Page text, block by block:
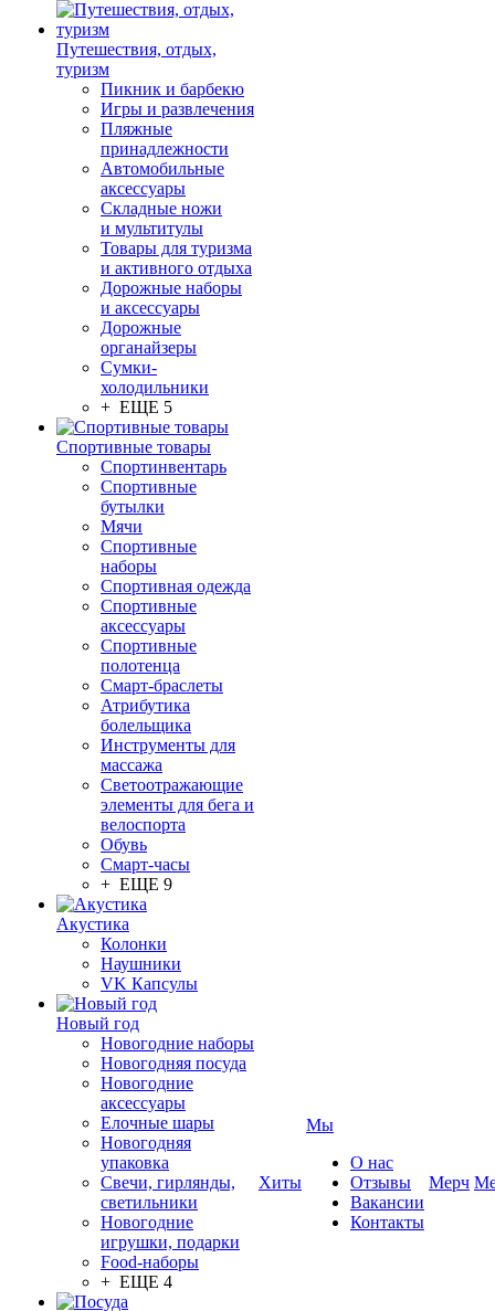
Путешествия, отдых,
туризм
Пикник и барбекю
Игры и развлечения
Пляжные
принадлежности
Автомобильные
аксессуары
Складные ножи
и мультитулы
Товары для туризма
и активного отдыха
Дорожные наборы
и аксессуары
Дорожные
органайзеры
Сумки-
холодильники
+ ЕЩЕ 5
Спортивные товары
Спортинвентарь
Спортивные
бутылки
Мячи
Спортивные
наборы
Спортивная одежда
Спортивные
аксессуары
Спортивные
полотенца
Смарт-браслеты
Атрибутика
болельщика
Инструменты для
массажа
Светоотражающие
элементы для бега и
велоспорта
Обувь
Смарт-часы
+ ЕЩЕ 9
Акустика
Колонки
Наушники
VK Капсулы
Новый год
Новогодние наборы
Новогодняя посуда
Новогодние
аксессуары
Елочные шары
Новогодняя
упаковка
Свечи, гирлянды,
светильники
Новогодние
игрушки, подарки
Food-наборы
+ ЕЩЕ 4
Хиты
Мы
О нас
Отзывы
Вакансии
Контакты
Мерч